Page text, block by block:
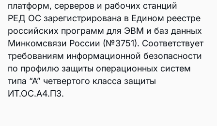
платформ, серверов и рабочих станций
РЕД ОС зарегистрирована в Едином реестре
российских программ для ЭВМ и баз данных
Минкомсвязи России (№3751). Соответствует
требованиям информационной безопасности
по профилю защиты операционных систем
типа “А” четвертого класса защиты
ИТ.ОС.А4.ПЗ.